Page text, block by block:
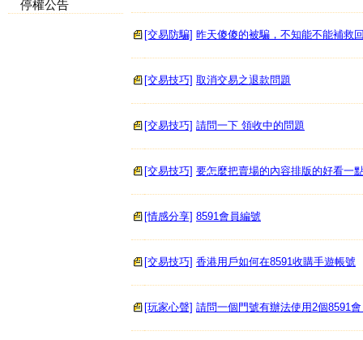
停權公告
[交易防騙] 昨天傻傻的被騙，不知能不能補救
[交易技巧] 取消交易之退款問題
[交易技巧] 請問一下 領收中的問題
[交易技巧] 要怎麼把賣場的內容排版的好看一
[情感分享] 8591會員編號
[交易技巧] 香港用戶如何在8591收購手遊帳號
[玩家心聲] 請問一個門號有辦法使用2個8591